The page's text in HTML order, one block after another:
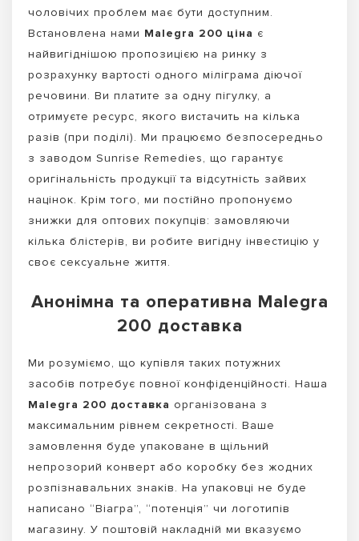
чоловічих проблем має бути доступним.
Встановлена нами Malegra 200 ціна є
найвигіднішою пропозицією на ринку з
розрахунку вартості одного міліграма діючої
речовини. Ви платите за одну пігулку, а
отримуєте ресурс, якого вистачить на кілька
разів (при поділі). Ми працюємо безпосередньо
з заводом Sunrise Remedies, що гарантує
оригінальність продукції та відсутність зайвих
націнок. Крім того, ми постійно пропонуємо
знижки для оптових покупців: замовляючи
кілька блістерів, ви робите вигідну інвестицію у
своє сексуальне життя.
Анонімна та оперативна Malegra
200 доставка
Ми розуміємо, що купівля таких потужних
засобів потребує повної конфіденційності. Наша
Malegra 200 доставка організована з
максимальним рівнем секретності. Ваше
замовлення буде упаковане в щільний
непрозорий конверт або коробку без жодних
розпізнавальних знаків. На упаковці не буде
написано “Віагра”, “потенція” чи логотипів
магазину. У поштовій накладній ми вказуємо